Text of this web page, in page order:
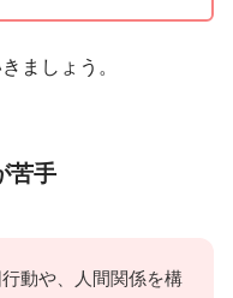
ましょう。
苦手
動や、人間関係を構